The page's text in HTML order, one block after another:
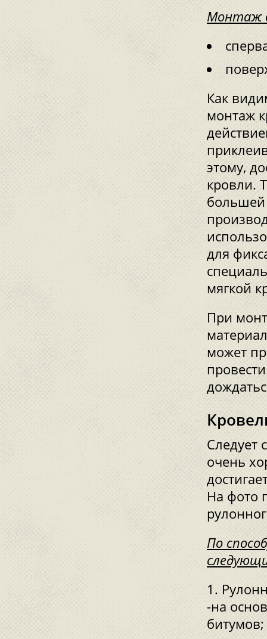
Монтаж
Как
монтаж
этому,
кровли.
большей
для
мягкой
При
может
Следует
очень
На фото
По
-на
битумов;